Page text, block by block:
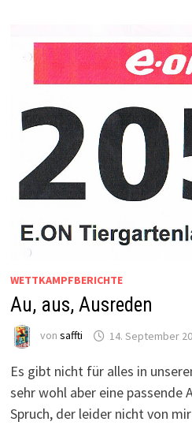
WETTKAMPFBERICHTE
Au, aus, Ausreden
von saffti 14. September
Es gibt nicht für alles in
sehr wohl aber eine passende
Spruch, der leider nicht von